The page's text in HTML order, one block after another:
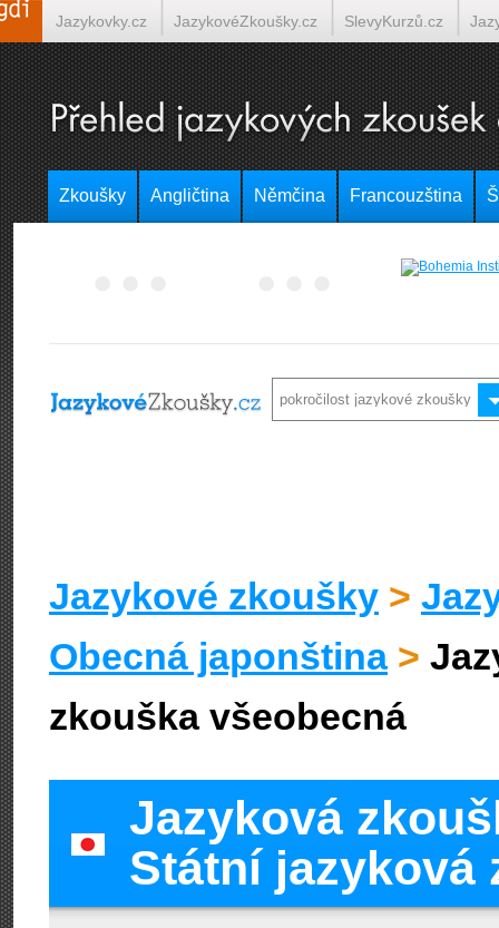
Jazykovky.cz JazykovéZkoušky.cz SlevyKurzů.cz
Španělština on-line Italština on-line Tlumočení-
Zkoušky Angličtina Němčina Francouzština
Jazykové zkoušky >
Obecná japonština>
zkouška všeobecná
Jazyková
Státní jazyková